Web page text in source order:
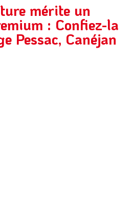
mérite un
: Confiez-la
Pessac, Canéjan